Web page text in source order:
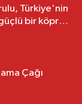
Türkiye'nin
bir köprü
Çağı